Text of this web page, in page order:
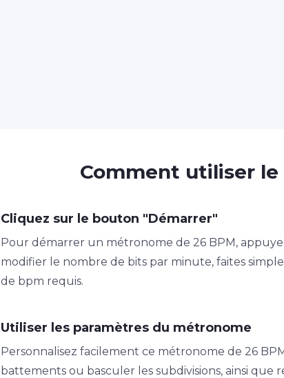
Comment utiliser le
Cliquez sur le bouton "Démarrer"
Pour démarrer un métronome de 26 BPM,
modifier le nombre de bits par minute, faites
de bpm requis.
Utiliser les paramètres du métronome
Personnalisez facilement ce métronome de 26
battements ou basculer les subdivisions, ainsi